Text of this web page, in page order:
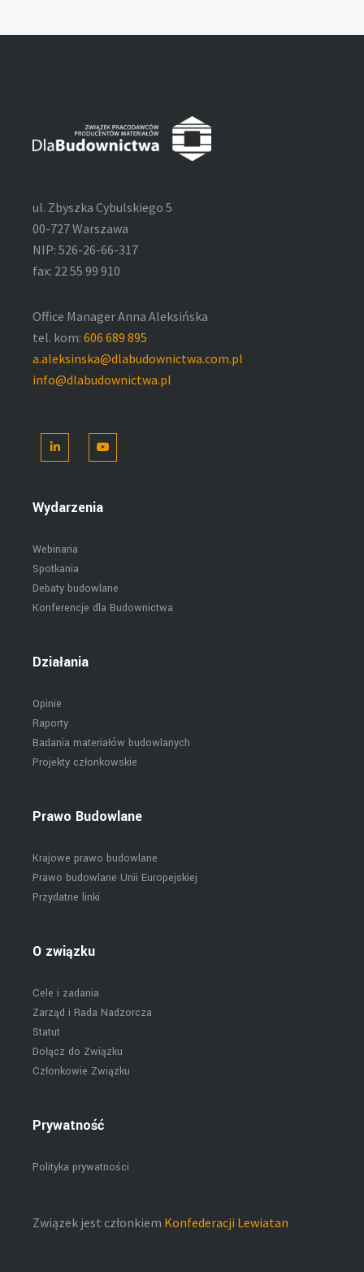
ul. Zbyszka Cybulskiego 5
00-727 Warszawa
NIP: 526-26-66-317
fax: 22 55 99 910
Office Manager Anna Aleksińska
tel. kom: 606 689 895
a.aleksinska@dlabudownictwa.com.pl
info@dlabudownictwa.pl
LinkedIn
Wydarzenia
Webinaria
Spotkania
Debaty budowlane
Konferencje dla Budownictwa
Działania
Opinie
Raporty
Badania materiałów budowlanych
Projekty członkowskie
Prawo Budowlane
Krajowe prawo budowlane
Prawo budowlane Unii Europejskiej
Przydatne linki
O związku
Cele i zadania
Zarząd i Rada Nadzorcza
Statut
Dołącz do Związku
Członkowie Związku
Prywatność
Polityka prywatności
Związek jest członkiem Konfederacji Lewiatan